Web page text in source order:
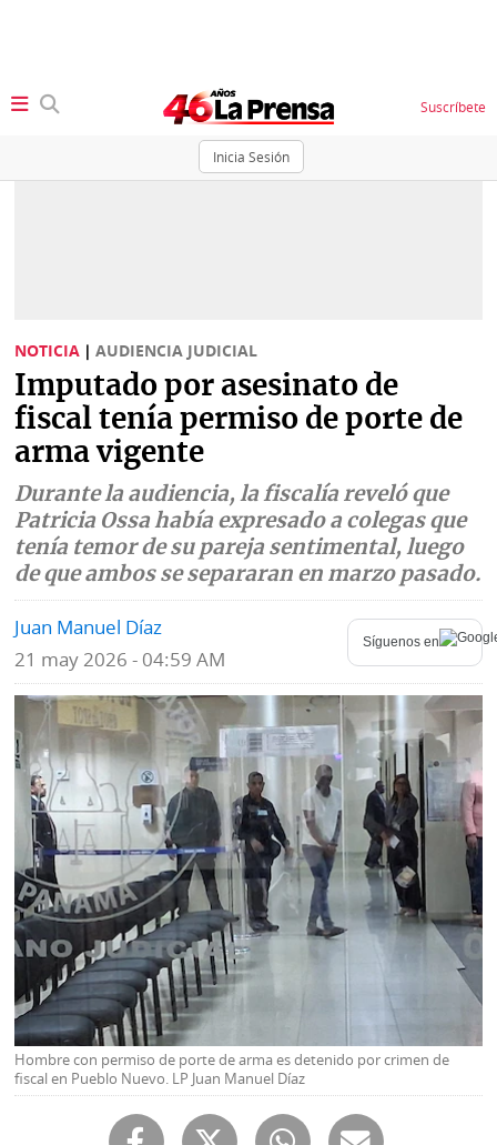
Inicia Sesión
Suscríbete
Sociedad
Judiciales
Política
Economía
Mundo
Deportes
Tecnología
Ponle
la
Firma
K
Vivir+
Opinión
Blogs
Fotografías
Fe
de
erratas
Historias
SERVICIOS
E-
Paper
Buscador
Comunicados
Catálogos
Contenido
de
marcas
RSS
Temas
Autores
NOTICIA | AUDIENCIA JUDICIAL
Imputado por asesinato de
fiscal tenía permiso de porte de
arma vigente
Durante la audiencia, la fiscalía reveló que
Patricia Ossa había expresado a colegas que
tenía temor de su pareja sentimental, luego
de que ambos se separaran en marzo pasado.
Juan Manuel Díaz
21 may 2026 - 04:59 AM
Síguenos en
Hombre con permiso de porte de arma es detenido por crimen de
fiscal en Pueblo Nuevo. LP Juan Manuel Díaz